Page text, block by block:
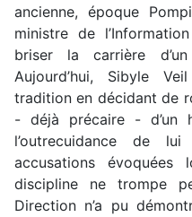
ancienne, époque
ministre de
briser la carrière
Aujourd’hui, Sibyle
tradition en décidant de
- déjà précaire - d’un
l’outrecuidance de lui
accusations
discipline ne trompe
Direction n’a pu